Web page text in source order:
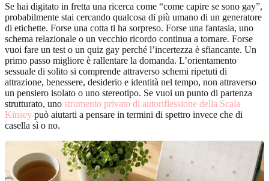
Se hai digitato in fretta una ricerca come “come capire se sono gay”,
probabilmente stai cercando qualcosa di più umano di un generatore
di etichette. Forse una cotta ti ha sorpreso. Forse una fantasia, uno
schema relazionale o un vecchio ricordo continua a tornare. Forse
vuoi fare un test o un quiz gay perché l’incertezza è sfiancante. Un
primo passo migliore è rallentare la domanda. L’orientamento
sessuale di solito si comprende attraverso schemi ripetuti di
attrazione, benessere, desiderio e identità nel tempo, non attraverso
un pensiero isolato o uno stereotipo. Se vuoi un punto di partenza
strutturato, uno strumento privato di autoriflessione della Scala
Kinsey può aiutarti a pensare in termini di spettro invece che di
casella sì o no.